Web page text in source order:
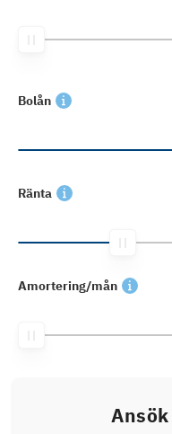
Bolån
Ränta
Amortering/mån